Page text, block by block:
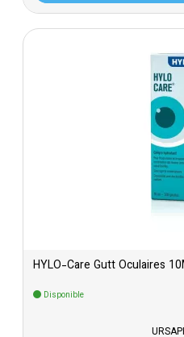
HYLO-Care Gutt Oculaires
Disponible